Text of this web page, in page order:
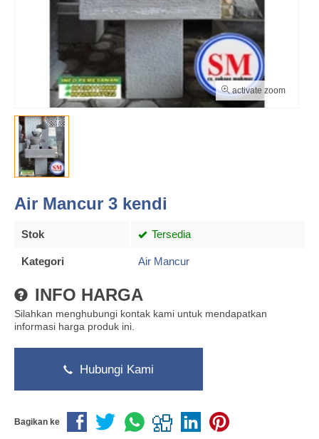
activate zoom
Air Mancur 3 kendi
Stok Tersedia
Kategori Air Mancur
INFO HARGA
Silahkan menghubungi kontak kami untuk mendapatkan
informasi harga produk ini.
Hubungi Kami
Bagikan ke